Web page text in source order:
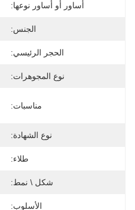
أساور أو أساور نوعها:
الجنس:
الحجر الرئيسي:
نوع المجوهرات:
مناسبات:
نوع الشهادة:
طلاء:
شكل \ نمط:
الأسلوب: